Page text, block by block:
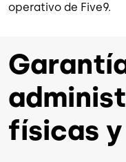
operativo de Five9.
físicas